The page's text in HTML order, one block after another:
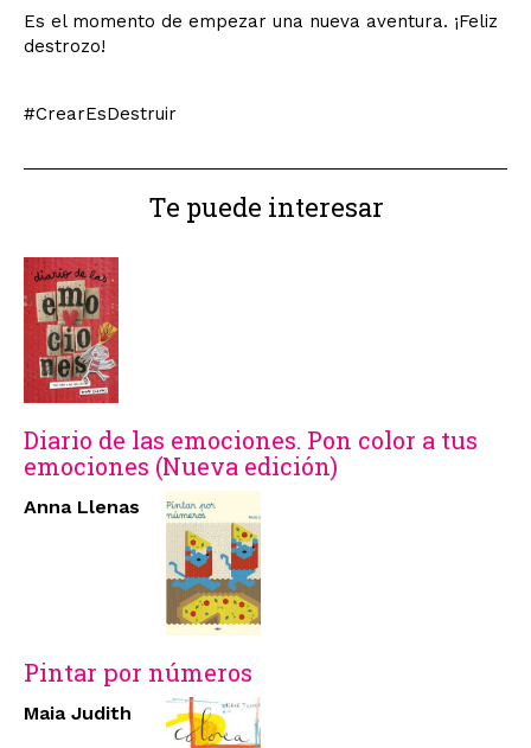
Es el momento de empezar una nueva aventura. ¡Feliz
destrozo!
#CrearEsDestruir
Te puede interesar
Diario de las emociones. Pon color a tus
emociones (Nueva edición)
Anna Llenas
Pintar por números
Maia Judith